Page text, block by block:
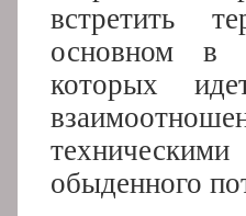
встретить
основном в
которых
обыденного